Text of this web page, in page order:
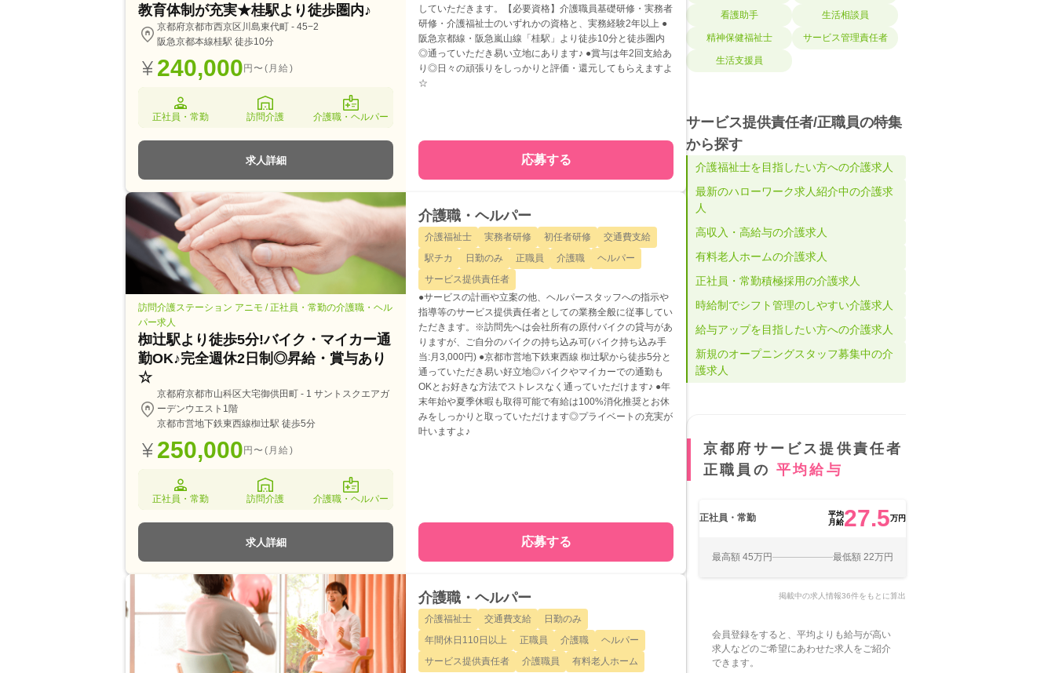
教育体制が充実★桂駅より徒歩圏内♪
京都府京都市西京区川島東代町 - 45−2
阪急京都本線桂駅 徒歩10分
240,000円〜(月給)
正社員・常勤 訪問介護 介護職・ヘルパー
求人詳細
していただきます。【必要資格】介護職員基礎研修・実務者
研修・介護福祉士のいずれかの資格と、実務経験2年以上 ●
阪急京都線・阪急嵐山線「桂駅」より徒歩10分と徒歩圏内
◎通っていただき易い立地にあります♪ ●賞与は年2回支給あ
り◎日々の頑張りをしっかりと評価・還元してもらえますよ
☆
応募する
訪問介護ステーション アニモ / 正社員・常勤の介護職・ヘル
パー求人
椥辻駅より徒歩5分!バイク・マイカー通
勤OK♪完全週休2日制◎昇給・賞与あり
☆
京都府京都市山科区大宅御供田町 - 1 サントスクエアガ
ーデンウエスト1階
京都市営地下鉄東西線椥辻駅 徒歩5分
250,000円〜(月給)
正社員・常勤 訪問介護 介護職・ヘルパー
求人詳細
介護職・ヘルパー
介護福祉士 実務者研修 初任者研修
交通費支給
駅チカ
日勤のみ 正職員 介護職
ヘルパー
サービス提供責任者
●サービスの計画や立案の他、ヘルパースタッフへの指示や
指導等のサービス提供責任者としての業務全般に従事してい
ただきます。※訪問先へは会社所有の原付バイクの貸与があ
りますが、ご自分のバイクの持ち込み可(バイク持ち込み手
当:月3,000円) ●京都市営地下鉄東西線 椥辻駅から徒歩5分と
通っていただき易い好立地◎バイクやマイカーでの通勤も
OKとお好きな方法でストレスなく通っていただけます♪ ●年
末年始や夏季休暇も取得可能で有給は100%消化推奨とお休
みをしっかりと取っていただけます◎プライベートの充実が
叶いますよ♪
応募する
介護職・ヘルパー
介護福祉士 交通費支給
日勤のみ
年間休日110日以上
正職員 介護職
ヘルパー
サービス提供責任者
介護職員
有料老人ホーム
看護助手 生活相談員
精神保健福祉士 サービス管理責任者
生活支援員
サービス提供責任者/正職員の特集
から探す
介護福祉士を目指したい方への介護求人
最新のハローワーク求人紹介中の介護求
人
高収入・高給与の介護求人
有料老人ホームの介護求人
正社員・常勤積極採用の介護求人
時給制でシフト管理のしやすい介護求人
給与アップを目指したい方への介護求人
新規のオープニングスタッフ募集中の介
護求人
京都府サービス提供責任者
正職員の 平均給与
正社員・常勤
平均
月給27.5万円
最高額 45万円 最低額 22万円
掲載中の求人情報36件をもとに算出
会員登録をすると、平均よりも給与が高い
求人などのご希望にあわせた求人をご紹介
できます。